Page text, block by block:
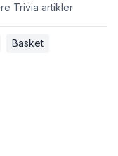
Trivia artikler
Basket